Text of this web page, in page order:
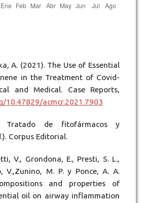
A. (2021). The Use of Essential
in the Treatment of Covid-
and Medical. Case Reports,
10.47829/acmcr.2021.7903
Tratado de fitofármacos y
Corpus Editorial.
V., Grondona, E., Presti, S. L.,
V.,Zunino, M. P. y Ponce, A. A.
and properties of
oil on airway inflammation